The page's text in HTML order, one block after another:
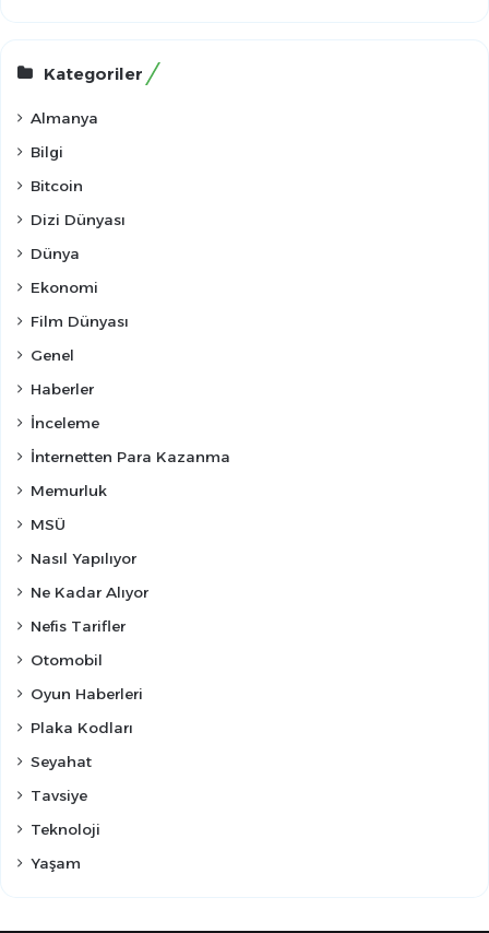
Kategoriler
Almanya
Bilgi
Bitcoin
Dizi Dünyası
Dünya
Ekonomi
Film Dünyası
Genel
Haberler
İnceleme
İnternetten Para Kazanma
Memurluk
MSÜ
Nasıl Yapılıyor
Ne Kadar Alıyor
Nefis Tarifler
Otomobil
Oyun Haberleri
Plaka Kodları
Seyahat
Tavsiye
Teknoloji
Yaşam